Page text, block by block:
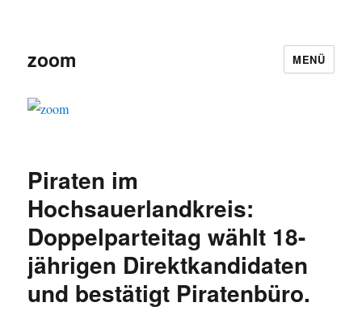
zoom MENÜ
Piraten im
Hochsauerlandkreis:
Doppelparteitag wählt 18-
jährigen Direktkandidaten
und bestätigt Piratenbüro.